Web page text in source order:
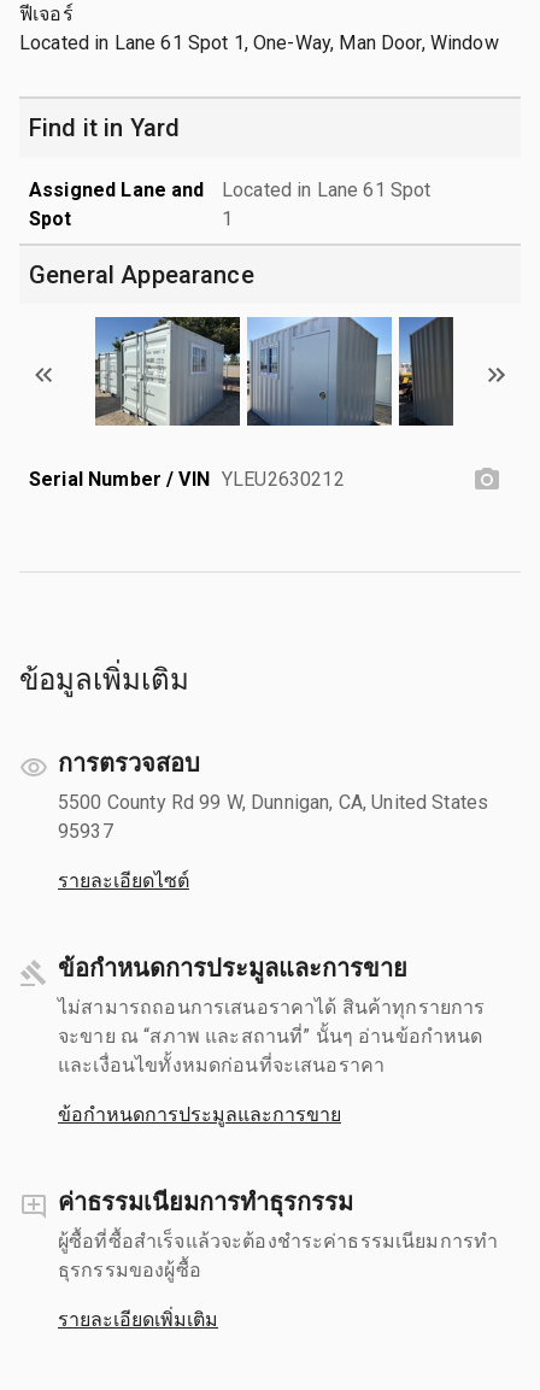
ฟีเจอร์
Located in Lane 61 Spot 1, One-Way, Man Door, Window
Find it in Yard
Assigned Lane and
Spot
Located in Lane 61 Spot
1
General Appearance
Serial Number / VIN YLEU2630212
ข้อมูลเพิ่มเติม
การตรวจสอบ
5500 County Rd 99 W, Dunnigan, CA, United States
95937
รายละเอียดไซต์
ข้อกำหนดการประมูลและการขาย
ไม่สามารถถอนการเสนอราคาได้ สินค้าทุกรายการ
จะขาย ณ “สภาพ และสถานที่” นั้นๆ อ่านข้อกำหนด
และเงื่อนไขทั้งหมดก่อนที่จะเสนอราคา
ข้อกำหนดการประมูลและการขาย
ค่าธรรมเนียมการทำธุรกรรม
ผู้ซื้อที่ซื้อสำเร็จแล้วจะต้องชำระค่าธรรมเนียมการทำ
ธุรกรรมของผู้ซื้อ
รายละเอียดเพิ่มเติม